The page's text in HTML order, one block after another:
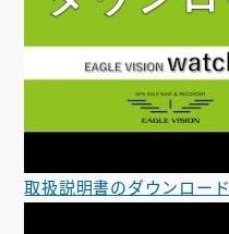
取扱説明書のダウンロード